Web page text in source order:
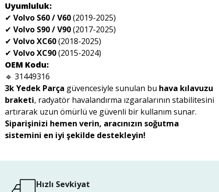
Uyumluluk:
✔ Volvo S60 / V60(2019-2025)
✔ Volvo S90 / V90(2017-2025)
✔ Volvo XC60(2018-2025)
✔ Volvo XC90(2015-2024)
OEM Kodu:
🔹 31449316
3k Yedek Parça güvencesiyle sunulan bu hava kılavuzu
braketi, radyatör havalandırma ızgaralarının stabilitesini
artırarak uzun ömürlü ve güvenli bir kullanım sunar.
Siparişinizi hemen verin, aracınızın soğutma
sistemini en iyi şekilde destekleyin!
Hızlı Sevkiyat